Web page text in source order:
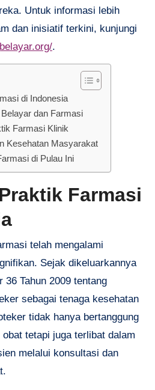
Untuk informasi lebih
dan inisiatif terkini, kunjungi
.
di Indonesia
dan Farmasi
Farmasi Klinik
Kesehatan Masyarakat
di Pulau Ini
Farmasi
telah mengalami
Sejak dikeluarkannya
36 Tahun 2009 tentang
sebagai tenaga kesehatan
tidak hanya bertanggung
tetapi juga terlibat dalam
melalui konsultasi dan